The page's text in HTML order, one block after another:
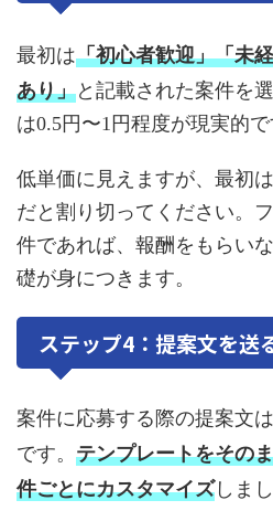
最初は「初心者歓迎」「未
あり」と記載された案件を
は0.5円〜1円程度が現実的で
低単価に見えますが、最初
だと割り切ってください。
件であれば、報酬をもらい
礎が身につきます。
ステップ4：提案文を送
案件に応募する際の提案文
です。 テンプレートをその
件ごとにカスタマイズしま